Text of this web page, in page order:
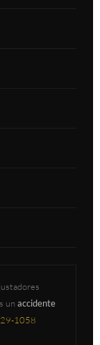
un accidente
1058